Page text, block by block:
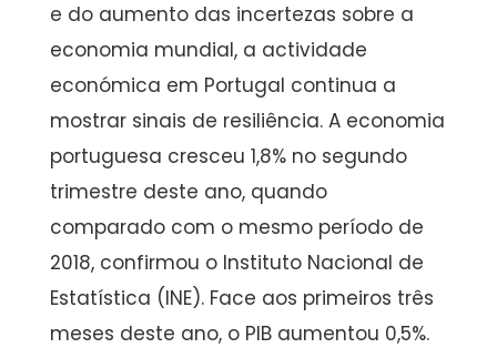
e do aumento das incertezas sobre a
economia mundial, a actividade
económica em Portugal continua a
mostrar sinais de resiliência. A economia
portuguesa cresceu 1,8% no segundo
trimestre deste ano, quando
comparado com o mesmo período de
2018, confirmou o Instituto Nacional de
Estatística (INE). Face aos primeiros três
meses deste ano, o PIB aumentou 0,5%.